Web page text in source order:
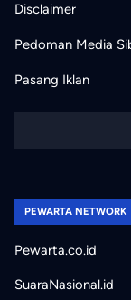
Disclaimer
Pedoman Media
Pasang Iklan
PEWARTA NETWORK
Pewarta.co.id
SuaraNasional.id